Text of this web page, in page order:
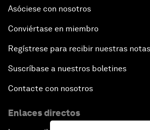
Asóciese con nosotros
Conviértase en miembro
Regístrese para recibir nuestras
Suscríbase a nuestros boletines
Contacte con nosotros
Enlaces directos